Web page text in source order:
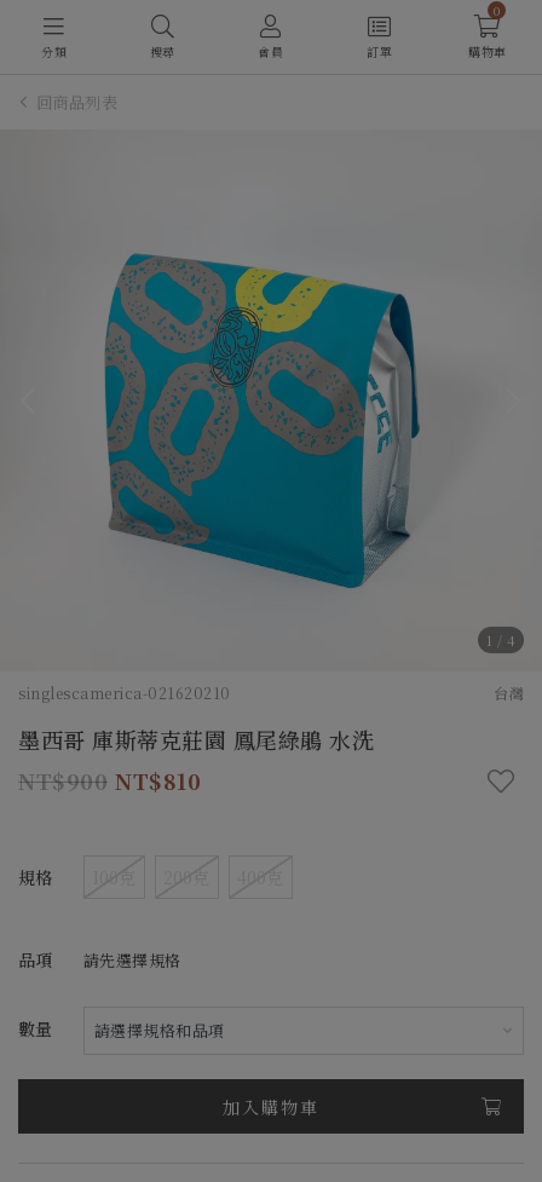
分類 搜尋 會員 訂單
0
購物車
回商品列表
1 / 4
singlescamerica-021620210 台灣
墨西哥 庫斯蒂克莊園 鳳尾綠鵑 水洗
900
810
規格
品項 請先選擇規格
數量
加入購物車